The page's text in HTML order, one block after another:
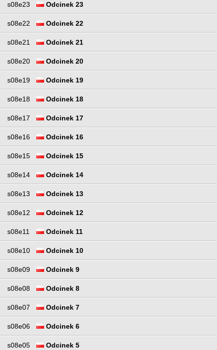
s08e23 Odcinek 23
s08e22 Odcinek 22
s08e21 Odcinek 21
s08e20 Odcinek 20
s08e19 Odcinek 19
s08e18 Odcinek 18
s08e17 Odcinek 17
s08e16 Odcinek 16
s08e15 Odcinek 15
s08e14 Odcinek 14
s08e13 Odcinek 13
s08e12 Odcinek 12
s08e11 Odcinek 11
s08e10 Odcinek 10
s08e09 Odcinek 9
s08e08 Odcinek 8
s08e07 Odcinek 7
s08e06 Odcinek 6
s08e05 Odcinek 5